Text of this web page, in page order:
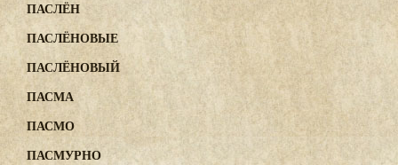
ПАСЛЁН
ПАСЛЁНОВЫЕ
ПАСЛЁНОВЫЙ
ПАСМА
ПАСМО
ПАСМУРНО